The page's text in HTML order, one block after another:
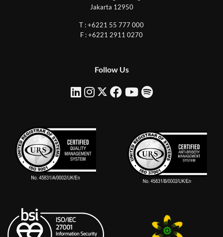
Jakarta 12950
T : +6221 55 777 000
F : +6221 2911 0270
Follow Us